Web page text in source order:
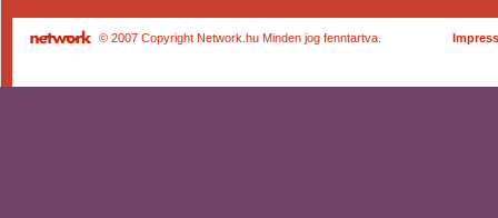
© 2007 Copyright Network.hu Minden jog fenntartva.